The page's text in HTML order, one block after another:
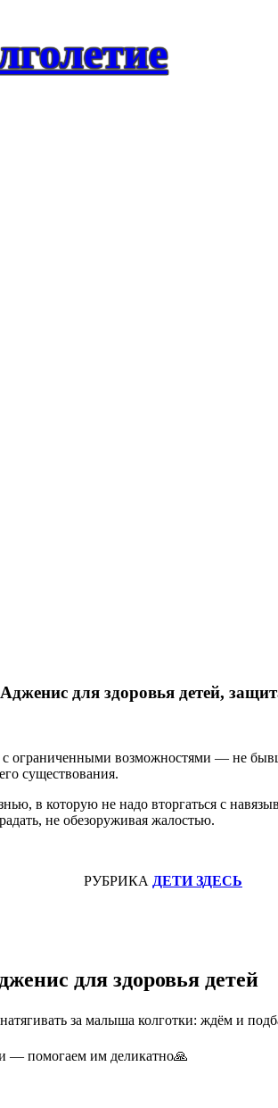
для здоровья детей,
ограниченными возможностями — не
существования.
в которую не надо вторгаться с
не обезоруживая жалостью.
РУБРИКА ДЕТИ ЗДЕСЬ
для здоровья детей
за малыша колготки: ждём и
— помогаем им деликатно🙏